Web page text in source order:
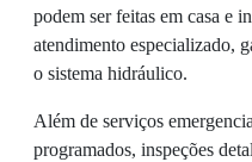
podem ser feitas em casa e
atendimento especializado,
o sistema hidráulico.
Além de serviços
programados, inspeções